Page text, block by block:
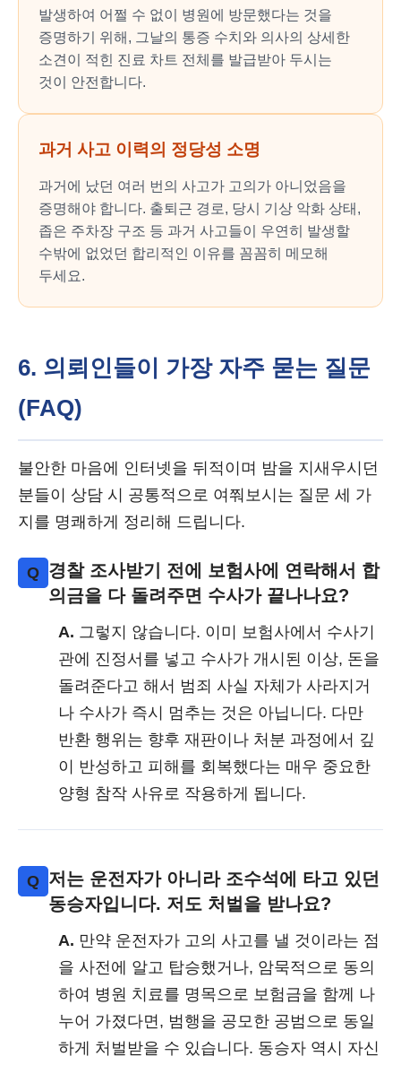
발생하여 어쩔 수 없이 병원에 방문했다는 것을
증명하기 위해, 그날의 통증 수치와 의사의 상세한
소견이 적힌 진료 차트 전체를 발급받아 두시는
것이 안전합니다.
과거 사고 이력의 정당성 소명
과거에 났던 여러 번의 사고가 고의가 아니었음을
증명해야 합니다. 출퇴근 경로, 당시 기상 악화 상태,
좁은 주차장 구조 등 과거 사고들이 우연히 발생할
수밖에 없었던 합리적인 이유를 꼼꼼히 메모해
두세요.
6. 의뢰인들이 가장 자주 묻는 질문
(FAQ)
불안한 마음에 인터넷을 뒤적이며 밤을 지새우시던
분들이 상담 시 공통적으로 여쭤보시는 질문 세 가
지를 명쾌하게 정리해 드립니다.
Q 경찰 조사받기 전에 보험사에 연락해서 합
의금을 다 돌려주면 수사가 끝나나요?
A. 그렇지 않습니다. 이미 보험사에서 수사기
관에 진정서를 넣고 수사가 개시된 이상, 돈을
돌려준다고 해서 범죄 사실 자체가 사라지거
나 수사가 즉시 멈추는 것은 아닙니다. 다만
반환 행위는 향후 재판이나 처분 과정에서 깊
이 반성하고 피해를 회복했다는 매우 중요한
양형 참작 사유로 작용하게 됩니다.
Q 저는 운전자가 아니라 조수석에 타고 있던
동승자입니다. 저도 처벌을 받나요?
A. 만약 운전자가 고의 사고를 낼 것이라는 점
을 사전에 알고 탑승했거나, 암묵적으로 동의
하여 병원 치료를 명목으로 보험금을 함께 나
누어 가졌다면, 범행을 공모한 공범으로 동일
하게 처벌받을 수 있습니다. 동승자 역시 자신